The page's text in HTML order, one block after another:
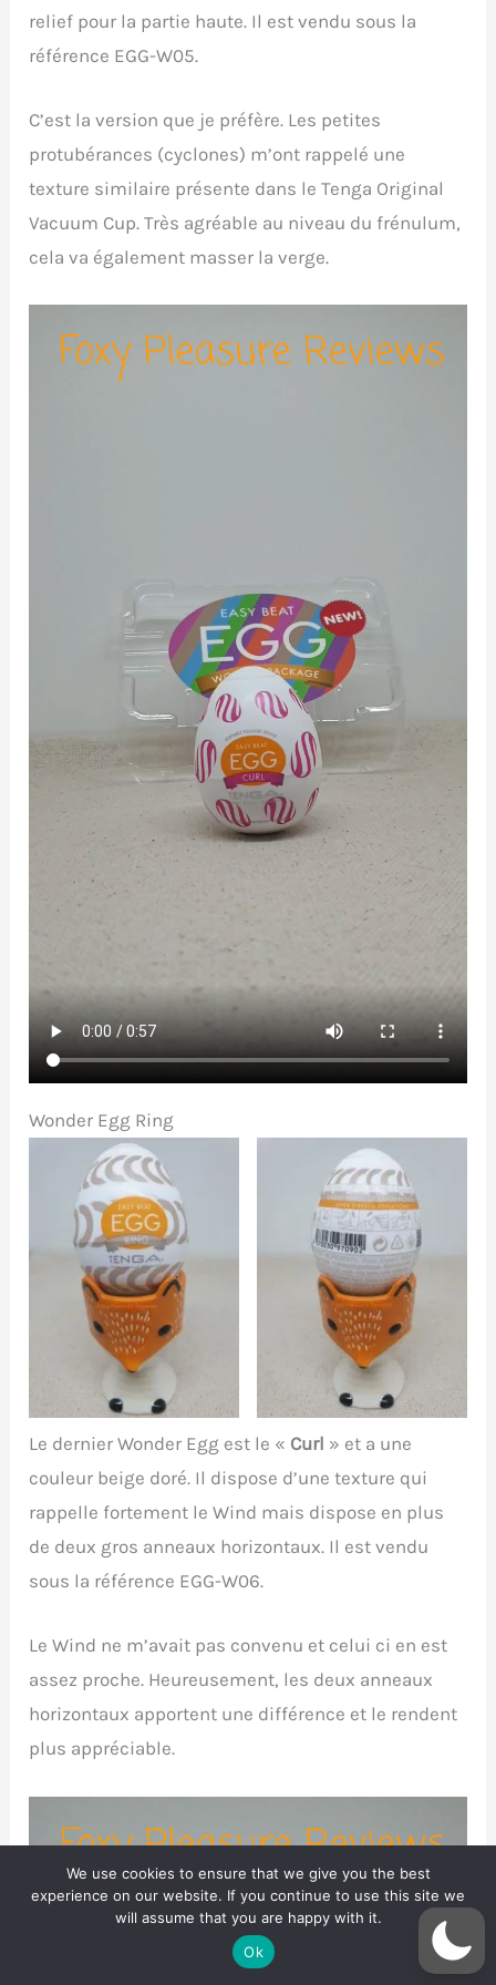
relief pour la partie haute. Il est vendu sous la
référence EGG-W05.
C’est la version que je préfère. Les petites
protubérances (cyclones) m’ont rappelé une
texture similaire présente dans le Tenga Original
Vacuum Cup. Très agréable au niveau du frénulum,
cela va également masser la verge.
Wonder Egg Ring
Le dernier Wonder Egg est le « Curl » et a une
couleur beige doré. Il dispose d’une texture qui
rappelle fortement le Wind mais dispose en plus
de deux gros anneaux horizontaux. Il est vendu
sous la référence EGG-W06.
Le Wind ne m’avait pas convenu et celui ci en est
assez proche. Heureusement, les deux anneaux
horizontaux apportent une différence et le rendent
plus appréciable.
We use cookies to ensure that we give you the best
experience on our website. If you continue to use this site we
will assume that you are happy with it.
Ok